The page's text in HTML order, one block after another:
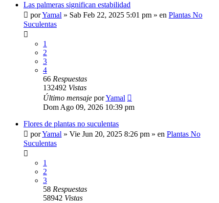
Las palmeras significan estabilidad
porYamal » Sab Feb 22, 2025 5:01 pm » en Plantas No
Suculentas
1
2
3
4
66 Respuestas
132492 Vistas
Último mensaje porYamal
Dom Ago 09, 2026 10:39 pm
Flores de plantas no suculentas
porYamal » Vie Jun 20, 2025 8:26 pm » en Plantas No
Suculentas
1
2
3
58 Respuestas
58942 Vistas